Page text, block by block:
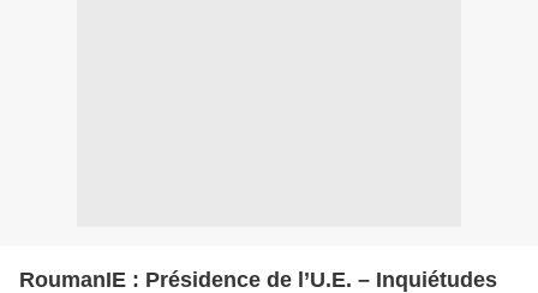
RoumanIE : Présidence de l’U.E. – Inquiétudes